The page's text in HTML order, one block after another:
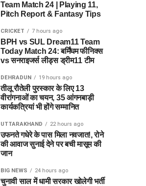
Team Match 24 | Playing 11,
Pitch Report & Fantasy Tips
CRICKET 7 hours ago
BPH vs SUL Dream11 Team
Today Match 24: बर्मिंघम फीनिक्स
vs सनराइजर्स लीड्स ड्रीम11 टीम
DEHRADUN 19 hours ago
तीलू रौतेली पुरस्कार के लिए 13
वीरांगनाओं का चयन, 35 आंगनबाड़ी
कार्यकत्रियां भी होंगे सम्मानित
UTTARAKHAND 22 hours ago
उफनते गधेरे के पास मिला नवजात!, रोने
की आवाज सुनाई देने पर बची मासूम की
जान
BIG NEWS 24 hours ago
चुनावी साल में धामी सरकार खोलेगी भर्ती